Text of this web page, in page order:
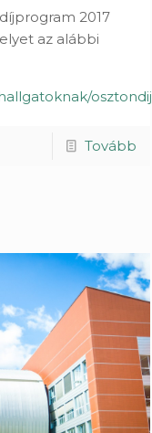
2017
az alábbi
osztondij
Tovább